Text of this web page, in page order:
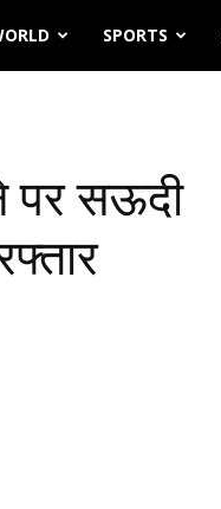
SPORTS
पर सऊदी